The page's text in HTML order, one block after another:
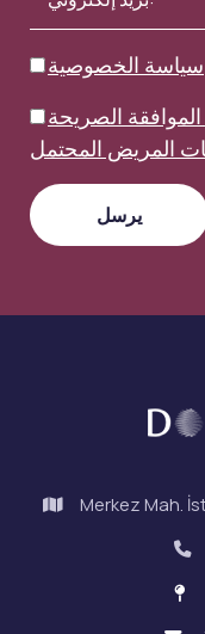
سياسة الخصوصية
الصريحة
المريض المحتمل
Merkez Mah.